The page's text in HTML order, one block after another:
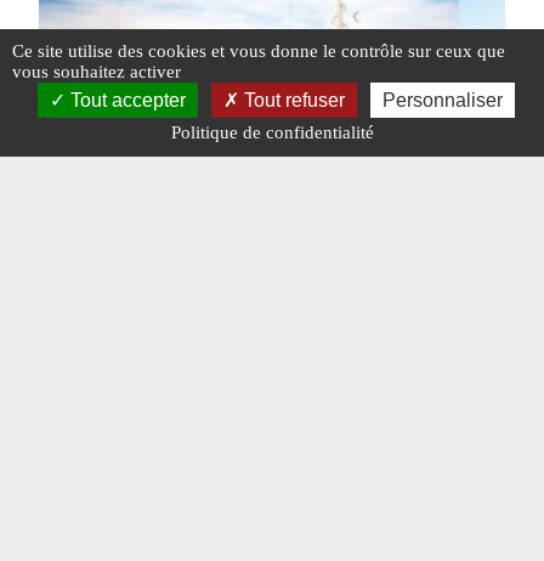
Ce site utilise des cookies et vous donne le contrôle sur ceux que
vous souhaitez activer
Tout accepter Tout refuser Personnaliser
Politique de confidentialité